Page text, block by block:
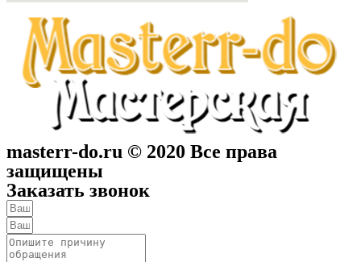
masterr-do.ru © 2020 Все права
защищены
Заказать звонок